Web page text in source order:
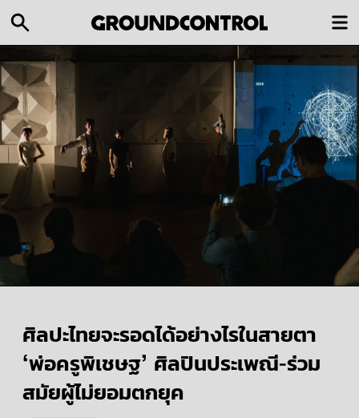
ศิลปะไทยจะรอดได้อย่างไรในสายตา
‘พ่อครูพิเชษฐ’ ศิลปินประเพณี-ร่วม
สมัยผู้ไม่ยอมตกยุค